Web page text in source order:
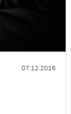
07.12.2016